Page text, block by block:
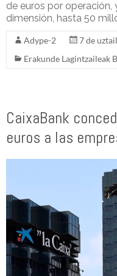
de euros por operación,
dimensión, hasta 50
Adype-2
7 de
Erakunde Lagintzaileak
CaixaBank
euros a las